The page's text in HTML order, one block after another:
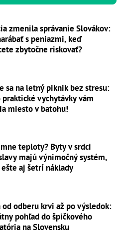
zmenila správanie Slovákov:
s peniazmi, keď
zbytočne riskovať?
sa na letný piknik bez stresu:
vychytávky vám
miesto v batohu!
teploty? Byty v srdci
majú výnimočný systém,
aj šetrí náklady
od odberu krvi až po výsledok:
pohľad do špičkového
na Slovensku